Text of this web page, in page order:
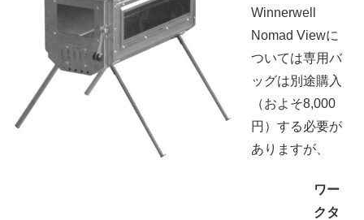
Winnerwell
Nomad Viewに
ついては専用バ
ッグは別途購入
（およそ8,000
円）する必要が
ありますが、
ワー
クタ